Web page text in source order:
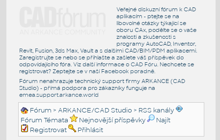
Veřejné diskuzní fórum k CAD
aplikacím - ptejte se na
libovolné otázky týkající se
oboru CAx, podělte se o vaše
znalosti a zkušenosti s
programy AutoCAD, Inventor,
Revit, Fusion, 3ds Max, Vault a s dalšími CAD/BIM/PDM aplikacemi.
Zaregistrujte se nebo se přihlašte a zašlete váš příspěvek do
odpovídajícího fóra. Viz další informace o CAD Fóru. Nechcete se
registrovat? Zeptejte se v naší Facebook poradně.
Fórum nenahrazuje technický support firmy ARKANCE (CAD
Studio) - přímá podpora pro zákazníky funguje na
emea.support.arkance.world
Fórum >ARKANCE/CAD Studio > RSS kanály
Fórum Témata
Nejnovější příspěvky
Najít
Registrovat
Přihlásit